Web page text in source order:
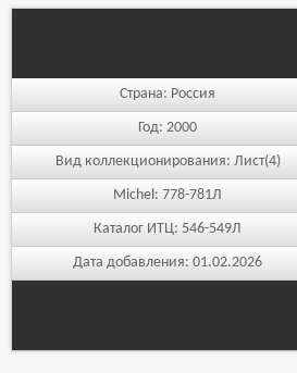
Страна: Россия
Год:2000
Вид коллекционирования: Лист(4)
Michel:778-781Л
Каталог ИТЦ: 546-549Л
Дата добавления:01.02.2026